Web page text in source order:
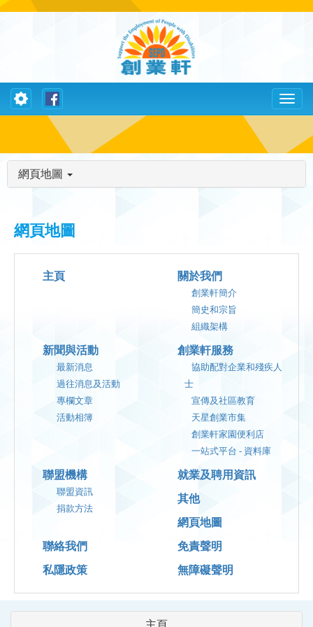
Toggle
Toggle
navigation
網頁地圖
網頁地圖
主頁 關於我們
創業軒簡介
簡史和宗旨
組織架構
新聞與活動
最新消息
過往消息及活動
專欄文章
活動相簿
創業軒服務
協助配對企業和殘疾人
士
宣傳及社區教育
天星創業市集
創業軒家園便利店
一站式平台 - 資料庫
聯盟機構
聯盟資訊
捐款方法
就業及聘用資訊
其他
網頁地圖
聯絡我們
免責聲明
私隱政策
無障礙聲明
主頁